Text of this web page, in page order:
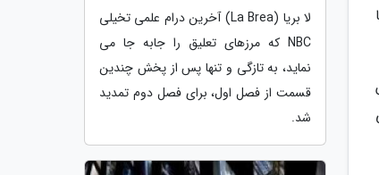
لا بریا (La Brea) آخرین درام علمی تخیلی
NBC که مرزهای تعلیق را جابه جا می
نماید، به تازگی و تنها پس از پخش چندین
قسمت از فصل اول، برای فصل دوم تمدید
شد.